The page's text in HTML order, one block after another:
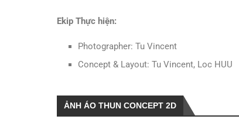
Ekip Thực hiện:
Photographer: Tu Vincent
Concept & Layout: Tu Vincent, Loc HUU
ẢNH ÁO THUN CONCEPT 2D